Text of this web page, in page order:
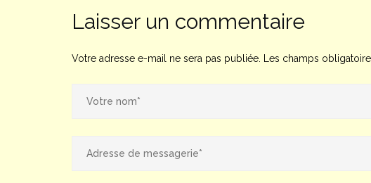
Laisser un commentaire
Votre adresse e-mail ne sera pas publiée. Les champs